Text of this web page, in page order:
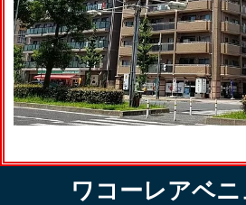
ワコーレアベ